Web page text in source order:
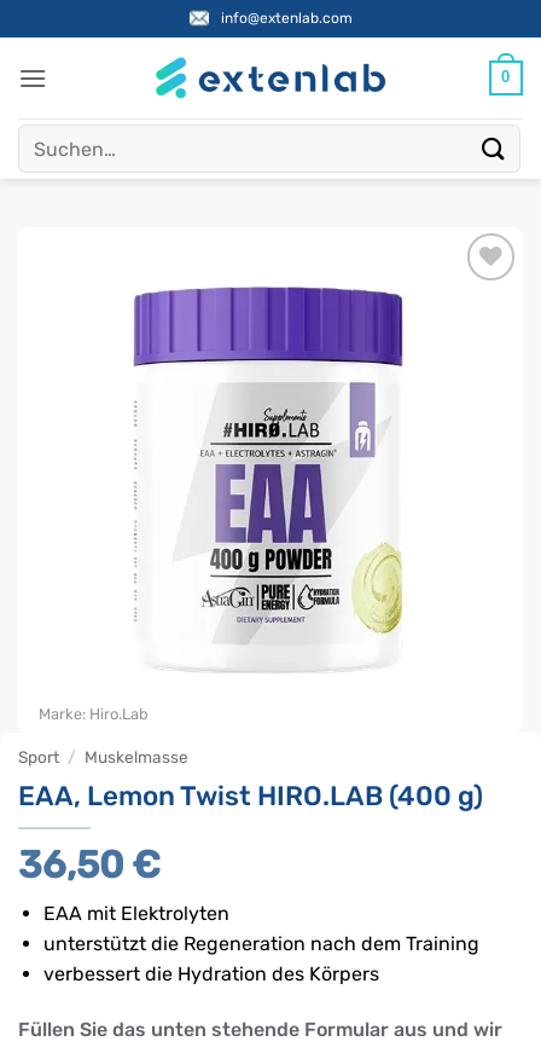
Inhalt
springen
info@extenlab.com
0
Suchen
nach:
Sport / Muskelmasse
EAA, Lemon Twist HIRO.LAB (400 g)
36,50 €
EAA mit Elektrolyten
unterstützt die Regeneration nach dem Training
verbessert die Hydration des Körpers
Füllen Sie das unten stehende Formular aus und wir
Marke: Hiro.Lab